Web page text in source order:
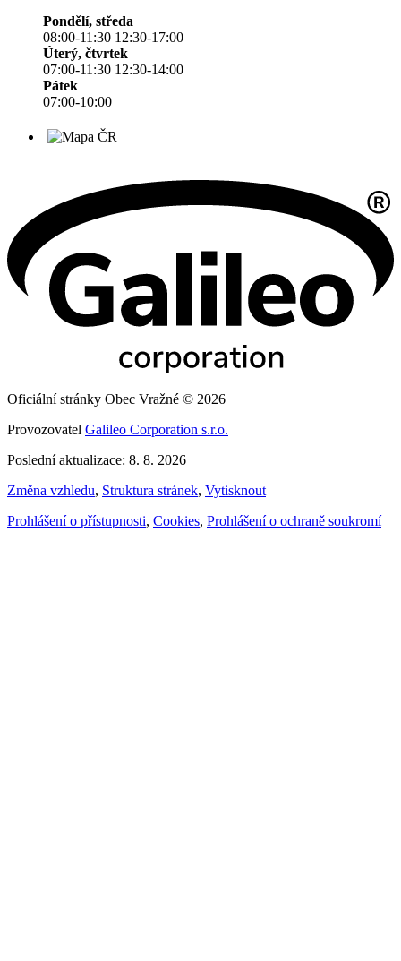
Pondělí, středa
08:00-11:30 12:30-17:00
Úterý, čtvrtek
07:00-11:30 12:30-14:00
Pátek
07:00-10:00
Oficiální stránky Obec Vražné © 2026
Provozovatel Galileo Corporation s.r.o.
Poslední aktualizace: 8. 8. 2026
Změna vzhledu, Struktura stránek, Vytisknout
Prohlášení o přístupnosti, Cookies, Prohlášení o ochraně soukromí